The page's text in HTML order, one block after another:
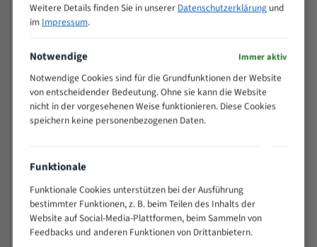
15 - 40
8/12
25 - 50
80 - 180
3/4
130 -
350
2/3
200 -
> 500
0,75/1,25
Vorteile:
Weitere Details finden Sie in unserer Datenschutzerklärungund
im Impressum.
Notwendige Immer aktiv
Notwendige Cookies sind für die Grundfunktionen der Website
von entscheidender Bedeutung. Ohne sie kann die Website
nicht in der vorgesehenen Weise funktionieren. Diese Cookies
speichern keine personenbezogenen Daten.
Funktionale
Funktionale Cookies unterstützen bei der Ausführung
bestimmter Funktionen, z. B. beim Teilen des Inhalts der
Website auf Social-Media-Plattformen, beim Sammeln von
Feedbacks und anderen Funktionen von Drittanbietern.